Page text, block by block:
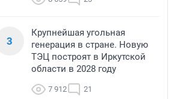
3
Крупнейшая угольная
генерация в стране. Новую
ТЭЦ построят в Иркутской
области в 2028 году
7 912 21